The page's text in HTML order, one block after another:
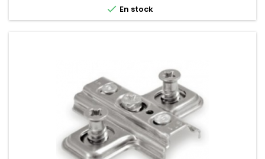
 En stock